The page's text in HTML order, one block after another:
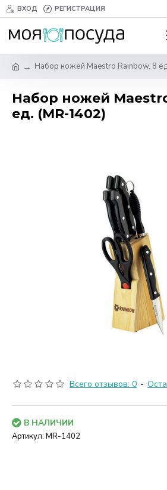
ВХОД РЕГИСТРАЦИЯ
Набор ножей Maestro Rainbow, 8
Набор ножей
ед. (MR-1402)
Всего отзывов: 0 -
В НАЛИЧИИ
Артикул: MR-1402